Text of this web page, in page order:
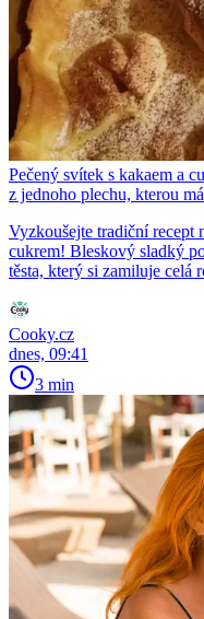
Pečený svítek s kakaem a
z jednoho plechu, kterou
Vyzkoušejte tradiční recept
cukrem! Bleskový sladký
těsta, který si zamiluje celá
Cooky.cz
dnes, 09:41
3 min